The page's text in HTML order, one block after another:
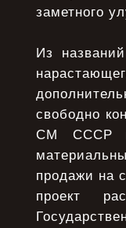
заметного
Из
свободно
СМ СССР
продажи на
проект